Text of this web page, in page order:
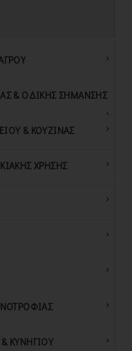
& ΟΔΙΚΗΣ ΣΗΜΑΝΣΗΣ
& ΚΟΥΖΙΝΑΣ
ΧΡΗΣΗΣ
ΚΥΝΗΓΙΟΥ